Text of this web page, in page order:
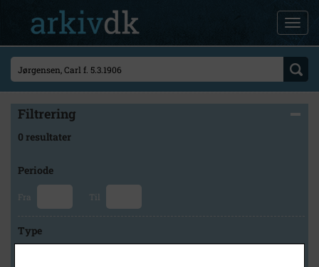
Filtrering
0 resultater
Periode
Fra Til
Type